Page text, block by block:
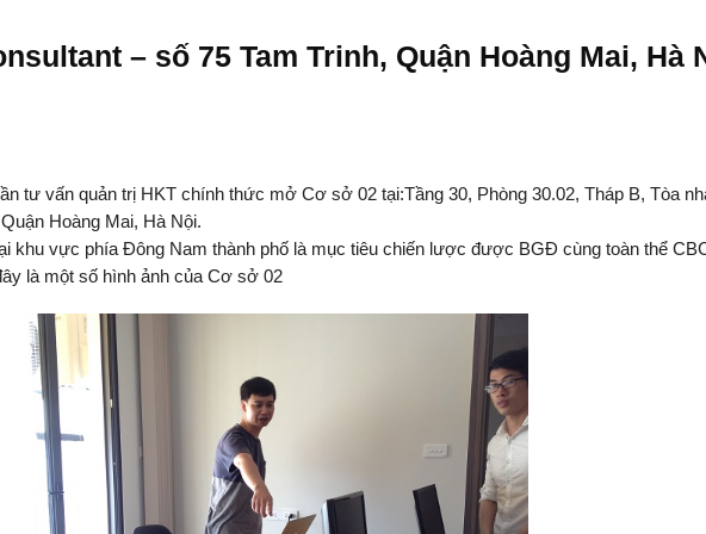
– số 75 Tam Trinh, Quận Hoàng Mai, Hà
tư vấn quản trị HKT chính thức mở Cơ sở 02 tại:Tầng 30, Phòng 30.02, Tháp B, Tòa
Hoàng Mai, Hà Nội.
khu vực phía Đông Nam thành phố là mục tiêu chiến lược được BGĐ cùng toàn thể
là một số hình ảnh của Cơ sở 02